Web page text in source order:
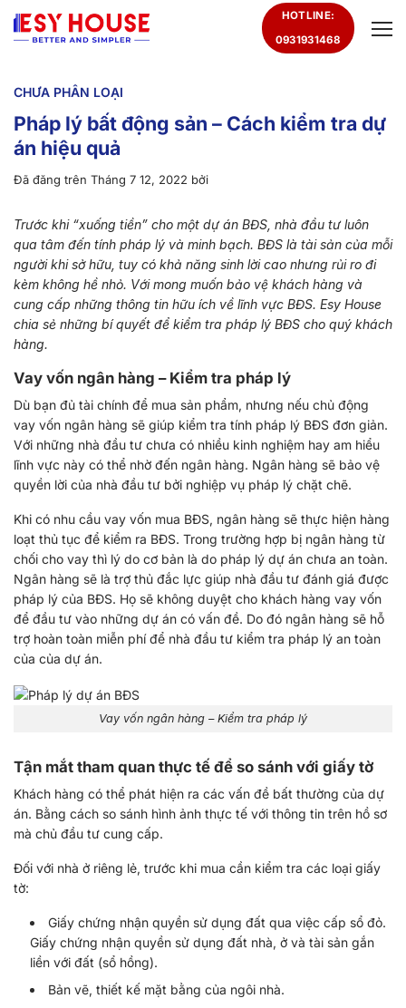
đến
HOTLINE:
0931931468
CHƯA PHÂN LOẠI
Pháp lý bất động sản – Cách kiểm tra dự
án hiệu quả
Đã đăng trên Tháng 7 12, 2022 bởi
Trước khi “xuống tiền” cho một dự án BĐS, nhà đầu tư luôn
qua tâm đến tính pháp lý và minh bạch. BĐS là tài sản của mỗi
người khi sở hữu, tuy có khả năng sinh lời cao nhưng rủi ro đi
kèm không hề nhỏ. Với mong muốn bảo vệ khách hàng và
cung cấp những thông tin hữu ích về lĩnh vực BĐS. Esy House
chia sẻ những bí quyết để kiểm tra pháp lý BĐS cho quý khách
hàng.
Vay vốn ngân hàng – Kiểm tra pháp lý
Dù bạn đủ tài chính để mua sản phẩm, nhưng nếu chủ động
vay vốn ngân hàng sẽ giúp kiểm tra tính pháp lý BĐS đơn giản.
Với những nhà đầu tư chưa có nhiều kinh nghiệm hay am hiểu
lĩnh vực này có thể nhờ đến ngân hàng. Ngân hàng sẽ bảo vệ
quyền lời của nhà đầu tư bởi nghiệp vụ pháp lý chặt chẽ.
Khi có nhu cầu vay vốn mua BĐS, ngân hàng sẽ thực hiện hàng
loạt thủ tục để kiểm ra BĐS. Trong trường hợp bị ngân hàng từ
chối cho vay thì lý do cơ bản là do pháp lý dự án chưa an toàn.
Ngân hàng sẽ là trợ thủ đắc lực giúp nhà đầu tư đánh giá được
pháp lý của BĐS. Họ sẽ không duyệt cho khách hàng vay vốn
để đầu tư vào những dự án có vấn đề. Do đó ngân hàng sẽ hỗ
trợ hoàn toàn miễn phí để nhà đầu tư kiểm tra pháp lý an toàn
của của dự án.
Vay vốn ngân hàng – Kiểm tra pháp lý
Tận mắt tham quan thực tế để so sánh với giấy tờ
Khách hàng có thể phát hiện ra các vấn đề bất thường của dự
án. Bằng cách so sánh hình ảnh thực tế với thông tin trên hồ sơ
mà chủ đầu tư cung cấp.
Đối với nhà ở riêng lẻ, trước khi mua cần kiểm tra các loại giấy
tờ:
Giấy chứng nhận quyền sử dụng đất qua việc cấp sổ đỏ.
Giấy chứng nhận quyền sử dụng đất nhà, ở và tài sản gắn
liền với đất (sổ hồng).
Bản vẽ, thiết kế mặt bằng của ngôi nhà.